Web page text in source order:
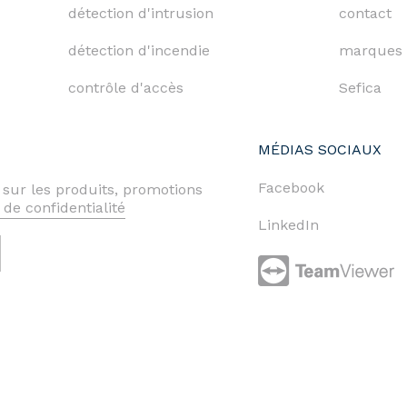
détection d'intrusion
détection d'incendie
contrôle d'accès
contact
marques
Sefica
les produits, promotions
confidentialité
MÉDIAS SOCIAUX
Facebook
LinkedIn